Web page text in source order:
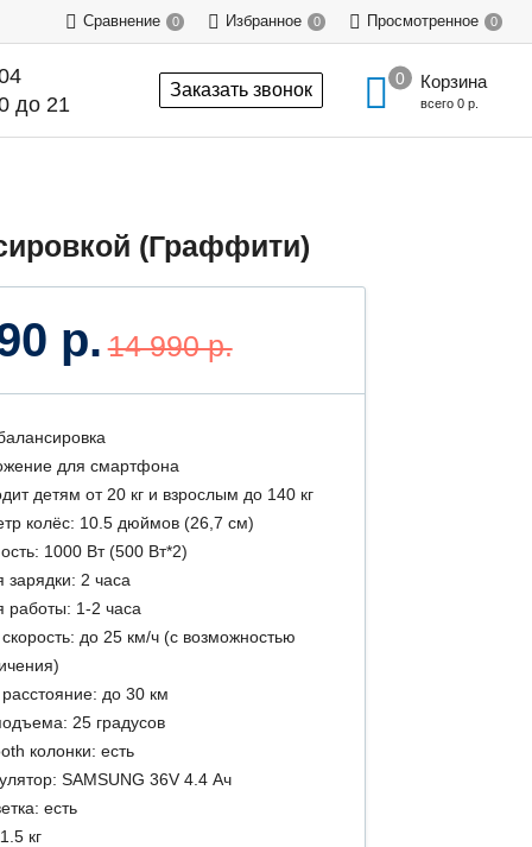
Сравнение 0 Избранное 0 Просмотренное 0
до 21
Заказать звонок Корзина
всего 0 р.
(Граффити)
р. 14 990 р.
для смартфона
детям от 20 кг и взрослым до 140 кг
колёс: 10.5 дюймов (26,7 см)
1000 Вт (500 Вт*2)
зарядки: 2 часа
работы: 1-2 часа
до 25 км/ч (с возможностью
до 30 км
25 градусов
колонки: есть
SAMSUNG 36V 4.4 Ач
есть
кг